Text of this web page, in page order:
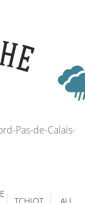
Pas-de-Calais-